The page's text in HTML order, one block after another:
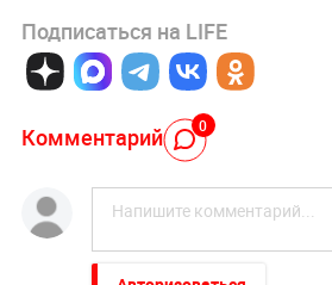
Подписаться на LIFE
Комментарий 0